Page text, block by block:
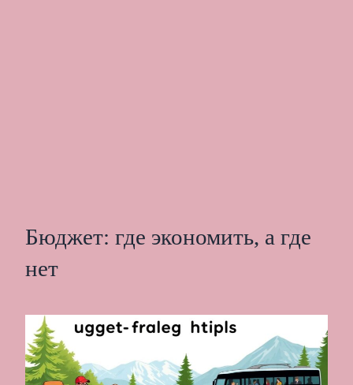
Бюджет: где экономить, а где
нет